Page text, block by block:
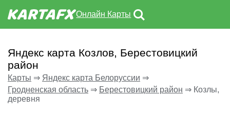
Онлайн Карты
Яндекс карта Козлов, Берестовицкий
район
Карты ⇒ Яндекс карта Белоруссии ⇒
Гродненская область ⇒ Берестовицкий район ⇒ Козлы,
деревня